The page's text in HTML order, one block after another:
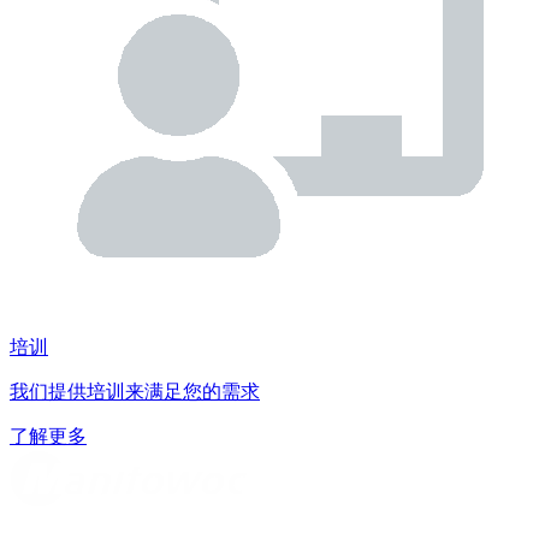
培训
我们提供培训来满足您的需求
了解更多